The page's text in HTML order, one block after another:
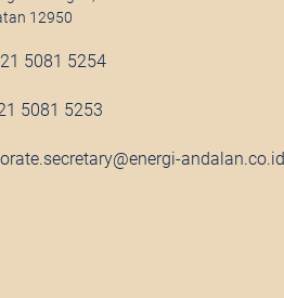
12950
5081 5254
5081 5253
andalan.co.id